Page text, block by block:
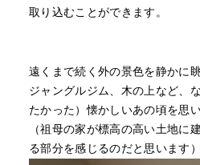
取り込むことができます。
遠くまで続く外の景色を静かに
ジャングルジム、木の上など、
たかった）懐かしいあの頃を思
（祖母の家が標高の高い土地に
る部分を感じるのだと思います）